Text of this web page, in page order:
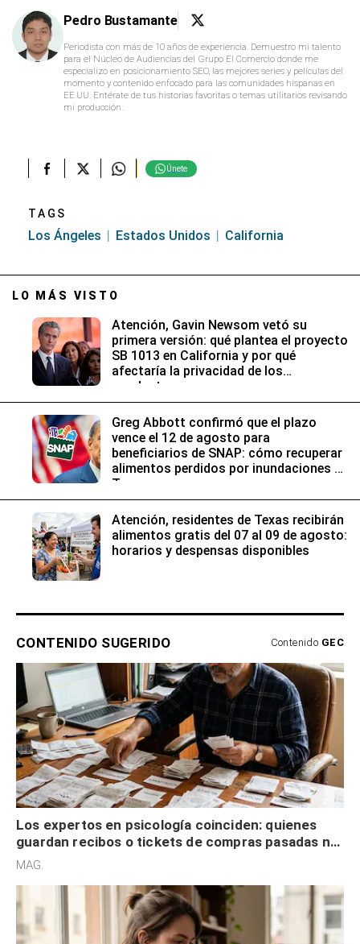
Pedro Bustamante
Periodista con más de 10 años de experiencia. Demuestro mi talento
para el Núcleo de Audiencias del Grupo El Comercio donde me
especializo en posicionamiento SEO, las mejores series y películas del
momento y contenido enfocado para las comunidades hispanas en
EE.UU. Entérate de tus historias favoritas o temas utilitarios revisando
mi producción.
Únete
TAGS
Los Ángeles Estados Unidos California
LO MÁS VISTO
Atención, Gavin Newsom vetó su
primera versión: qué plantea el proyecto
SB 1013 en California y por qué
afectaría la privacidad de los
conductores
Greg Abbott confirmó que el plazo
vence el 12 de agosto para
beneficiarios de SNAP: cómo recuperar
alimentos perdidos por inundaciones en
Texas
Atención, residentes de Texas recibirán
alimentos gratis del 07 al 09 de agosto:
horarios y despensas disponibles
CONTENIDO SUGERIDO Contenido GEC
Los expertos en psicología coinciden: quienes
guardan recibos o tickets de compras pasadas no
son acumuladores, sino que tienen necesidad de
MAG.